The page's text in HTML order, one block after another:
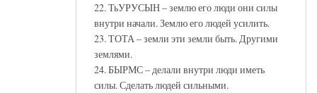
22. ТьУРУСЫН – землю его люди они силы
внутри начали. Землю его людей усилить.
23. ТОТА – земли эти земли быть. Другими
землями.
24. БЫРМС – делали внутри люди иметь
силы. Сделать людей сильными.